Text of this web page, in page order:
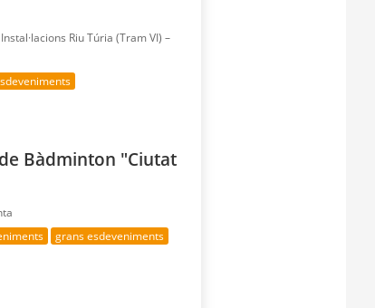
Instal·lacions Riu Túria (Tram VI) –
Bàdminton "Ciutat
grans esdeveniments